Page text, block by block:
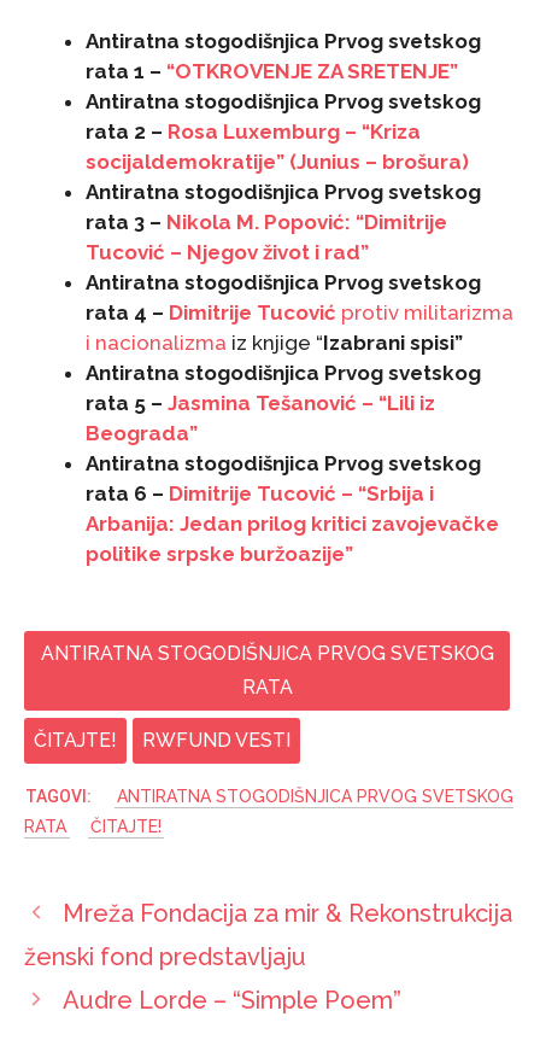
Antiratna stogodišnjica Prvog svetskog
rata 1 – “OTKROVENJE ZA SRETENJE”
Antiratna stogodišnjica Prvog svetskog
rata 2 – Rosa Luxemburg – “Kriza
socijaldemokratije” (Junius – brošura)
Antiratna stogodišnjica Prvog svetskog
rata 3 – Nikola M. Popović: “Dimitrije
Tucović – Njegov život i rad”
Antiratna stogodišnjica Prvog svetskog
rata 4 – Dimitrije Tucović protiv militarizma
i nacionalizma iz knjige “Izabrani spisi”
Antiratna stogodišnjica Prvog svetskog
rata 5 – Jasmina Tešanović – “Lili iz
Beograda”
Antiratna stogodišnjica Prvog svetskog
rata 6 – Dimitrije Tucović – “Srbija i
Arbanija: Jedan prilog kritici zavojevačke
politike srpske buržoazije”
ANTIRATNA STOGODIŠNJICA PRVOG SVETSKOG
RATA
ČITAJTE! RWFUND VESTI
ANTIRATNA STOGODIŠNJICA PRVOG SVETSKOG
RATA
ČITAJTE!
Mreža Fondacija za mir & Rekonstrukcija
ženski fond predstavljaju
Audre Lorde – “Simple Poem”